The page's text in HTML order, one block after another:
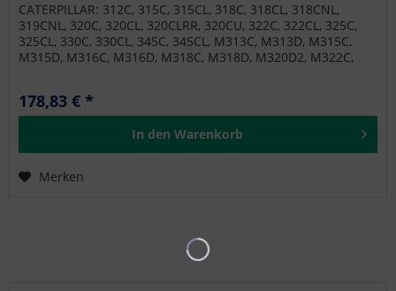
CATERPILLAR: 312C, 315C, 315CL, 318C, 318CL, 318CNL,
319CNL, 320C, 320CL, 320CLRR, 320CU, 322C, 322CL, 325C,
325CL, 330C, 330CL, 345C, 345CL, M313C, M313D, M315C,
M315D, M316C, M316D, M318C, M318D, M320D2, M322C,
178,83 € *
In den Warenkorb
Merken